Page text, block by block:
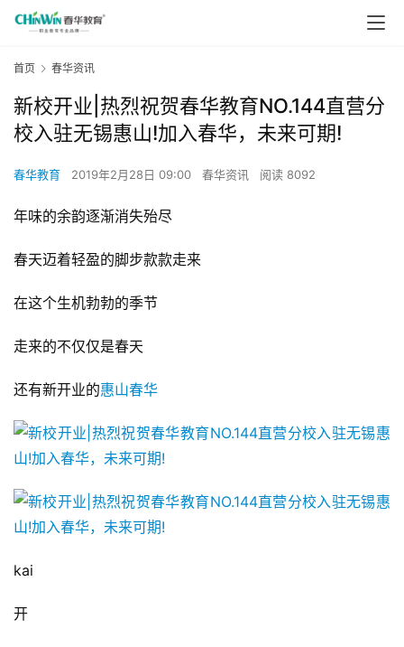
首页 春华资讯
新校开业|热烈祝贺春华教育NO.144直营分
校入驻无锡惠山!加入春华，未来可期!
春华教育 2019年2月28日 09:00 春华资讯 阅读 8092
年味的余韵逐渐消失殆尽
春天迈着轻盈的脚步款款走来
在这个生机勃勃的季节
走来的不仅仅是春天
还有新开业的惠山春华
kai
开